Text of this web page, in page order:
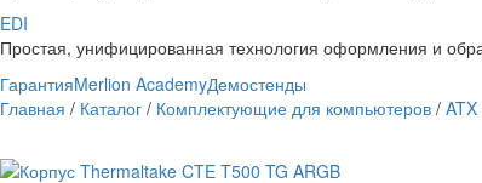
EDI
Простая, унифицированная технология оформления и
ГарантияMerlion AcademyДемостенды
Главная / Каталог / Комплектующие для компьютеров / ATX